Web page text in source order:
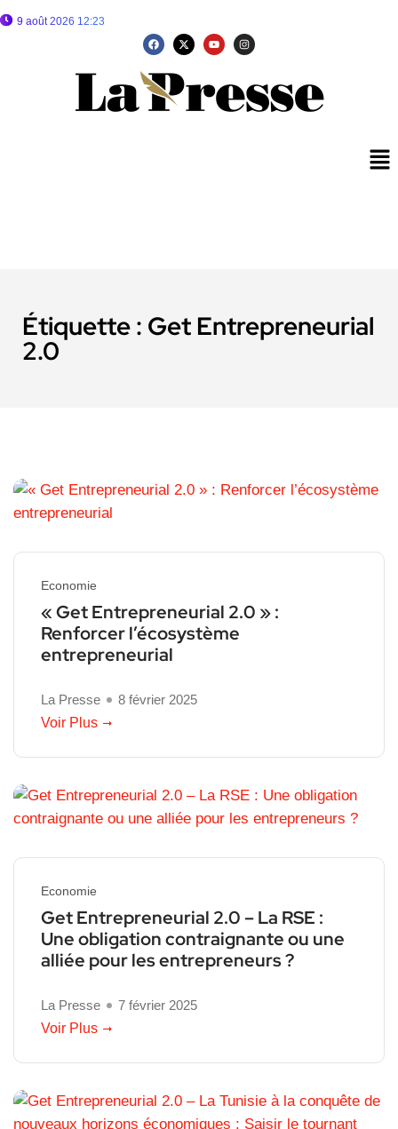
9 août 2026 12:23
Étiquette : Get Entrepreneurial
2.0
Economie
« Get Entrepreneurial 2.0 » :
Renforcer l’écosystème
entrepreneurial
La Presse
8 février 2025
Voir Plus
Economie
Get Entrepreneurial 2.0 – La RSE :
Une obligation contraignante ou une
alliée pour les entrepreneurs ?
La Presse
7 février 2025
Voir Plus